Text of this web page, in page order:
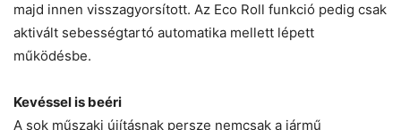
majd innen visszagyorsított. Az Eco Roll funkció pedig csak
aktivált sebességtartó automatika mellett lépett
működésbe.
Kevéssel is beéri
A sok műszaki újításnak persze nemcsak a jármű